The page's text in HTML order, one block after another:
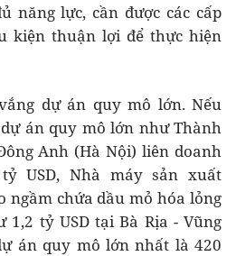
năng lực, cần được các cấp
kiện thuận lợi để thực hiện
dự án quy mô lớn. Nếu
án quy mô lớn như Thành
Anh (Hà Nội) liên doanh
USD, Nhà máy sản xuất
ngầm chứa dầu mỏ hóa lỏng
1,2 tỷ USD tại Bà Rịa - Vũng
án quy mô lớn nhất là 420